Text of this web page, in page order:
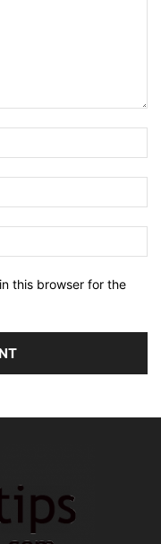
this browser for the